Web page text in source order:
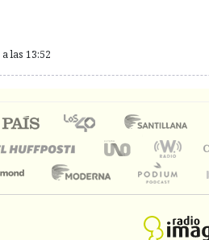
las 13:52